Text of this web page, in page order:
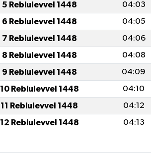
5 Rebiulevvel 1448 04:03
6 Rebiulevvel 1448 04:05
7 Rebiulevvel 1448 04:06
8 Rebiulevvel 1448 04:08
9 Rebiulevvel 1448 04:09
10 Rebiulevvel 1448 04:10
11 Rebiulevvel 1448 04:12
12 Rebiulevvel 1448 04:13